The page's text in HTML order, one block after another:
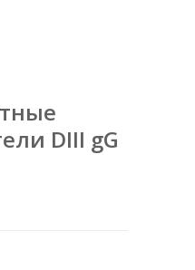
DIII gG